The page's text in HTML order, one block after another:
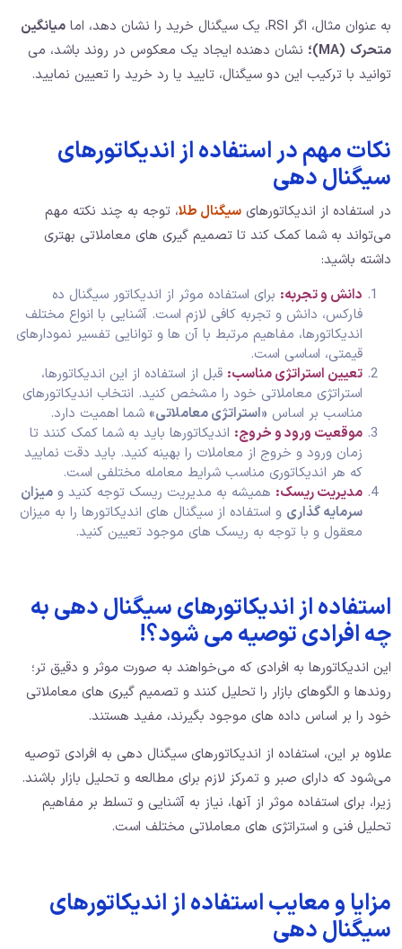
به عنوان مثال، اگر RSI، یک سیگنال خرید را نشان دهد، اما
میانگین
متحرک (MA)؛
نشان دهنده ایجاد یک معکوس در روند باشد، می‌
توانید با ترکیب این دو سیگنال، تایید یا رد خرید را تعیین نمایید.
نکات مهم در استفاده از اندیکاتورهای
سیگنال دهی
در استفاده از اندیکاتورهای سیگنال طلا، توجه به چند نکته مهم
می‌تواند به شما کمک کند تا تصمیم‌ گیری‌ های معاملاتی بهتری
داشته باشید:
دانش و تجربه: برای استفاده موثر از اندیکاتور سیگنال ده
فارکس، دانش و تجربه کافی لازم است. آشنایی با انواع مختلف
اندیکاتورها، مفاهیم مرتبط با آن ها و توانایی تفسیر نمودارهای
قیمتی، اساسی است.
تعیین استراتژی مناسب: قبل از استفاده از این اندیکاتورها،
استراتژی معاملاتی خود را مشخص کنید. انتخاب اندیکاتورهای
مناسب بر اساس «استراتژی معاملاتی» شما اهمیت دارد.
موقعیت ورود و خروج: اندیکاتورها باید به شما کمک کنند تا
زمان ورود و خروج از معاملات را بهینه کنید. باید دقت نمایید
که هر اندیکاتوری مناسب شرایط معامله مختلفی است.
مدیریت ریسک: همیشه به مدیریت ریسک توجه کنید و میزان
سرمایه‌ گذاری و استفاده از سیگنال‌ های اندیکاتورها را به میزان
معقول و با توجه به ریسک‌ های موجود تعیین کنید.
استفاده از اندیکاتورهای سیگنال دهی به
چه افرادی توصیه می شود؟!
این اندیکاتورها به افرادی که می‌خواهند به صورت موثر و دقیق‌ تر؛
روندها و الگوهای بازار را تحلیل کنند و تصمیم‌ گیری‌ های معاملاتی
خود را بر اساس داده‌ های موجود بگیرند، مفید هستند.
علاوه بر این، استفاده از اندیکاتورهای سیگنال دهی به افرادی توصیه
می‌شود که دارای صبر و تمرکز لازم برای مطالعه و تحلیل بازار باشند.
زیرا، برای استفاده موثر از آنها، نیاز به آشنایی و تسلط بر مفاهیم
تحلیل فنی و استراتژی ‌های معاملاتی مختلف است.
مزایا و معایب استفاده از اندیکاتورهای
سیگنال دهی